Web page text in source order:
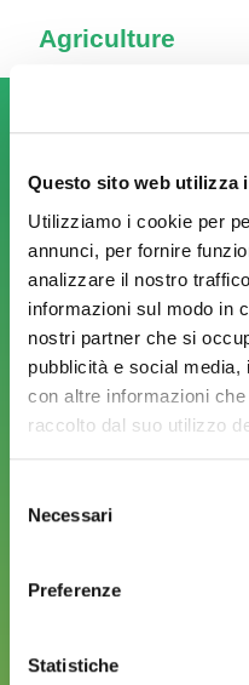
Questo sito web utilizza
Utilizziamo i cookie per
annunci, per fornire
analizzare il nostro
informazioni sul modo in
nostri partner che si
pubblicità e social media,
con altre informazioni
raccolto dal suo utilizzo
delNecessari
Preferenze
Statistiche
Agriculture
Reimposta